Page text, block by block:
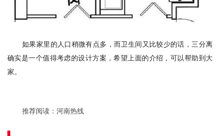
如果家里的人口稍微有点多，而卫生间又比较少的话，三分离
确实是一个值得考虑的设计方案，希望上面的介绍，可以帮助到大
家。
推荐阅读： 河南热线